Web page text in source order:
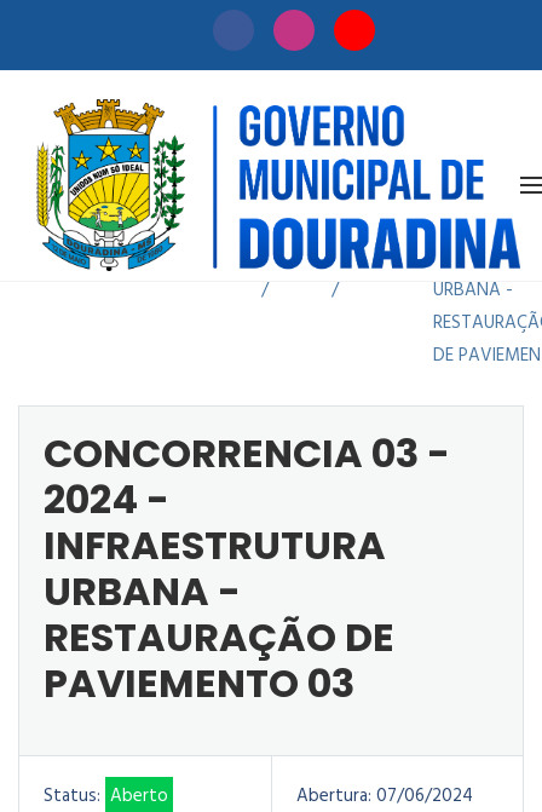
Início
/
Licitação
/
03 - 2024 -
URBANA -
DE
CONCORRENCIA 03 -
2024 -
INFRAESTRUTURA
URBANA -
RESTAURAÇÃO DE
PAVIEMENTO 03
Status: Aberto Abertura: 07/06/2024